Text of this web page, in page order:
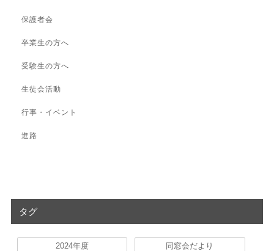
保護者会
卒業生の方へ
受験生の方へ
生徒会活動
行事・イベント
進路
タグ
2024年度 同窓会だより